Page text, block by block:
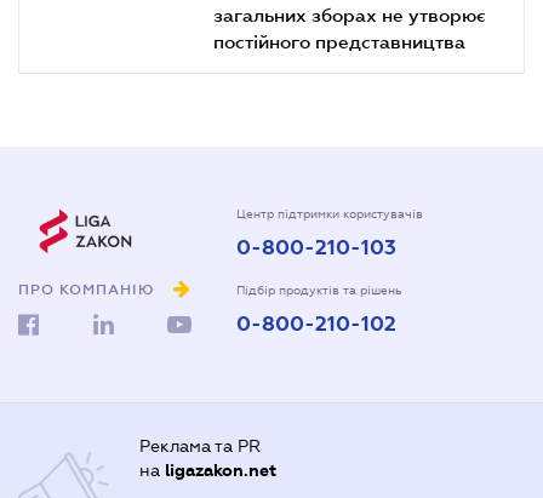
загальних зборах не утворює
постійного представництва
ПРО КОМПАНІЮ
Центр підтримки користувачів
0-800-210-103
Підбір продуктів та рішень
0-800-210-102
Реклама та PR
на ligazakon.net